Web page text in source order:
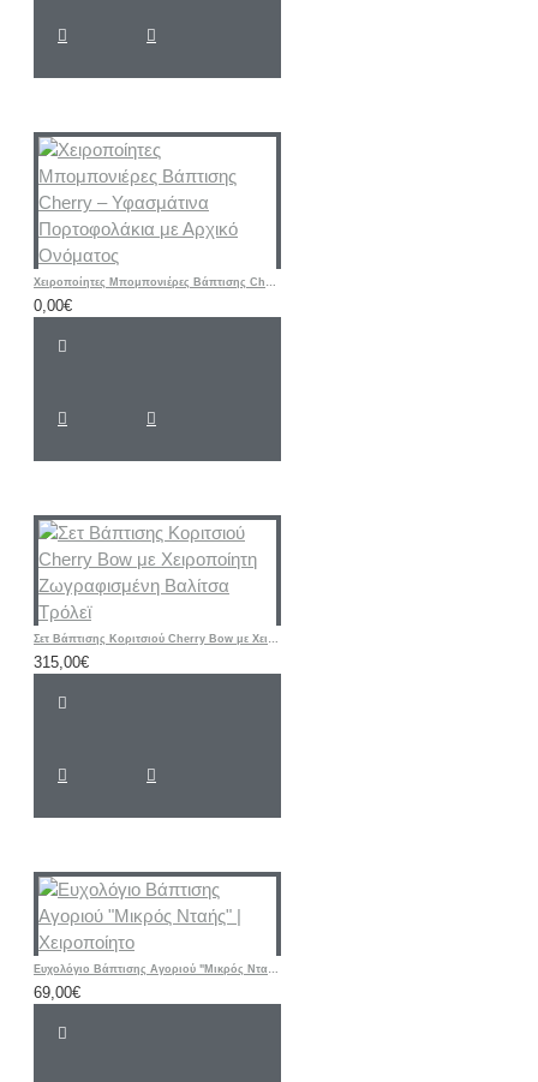
Χειροποίητες Μπομπονιέρες Βάπτισης Cherry – Υφασμάτινα Πορτοφολάκια με Αρχικό Ονόματος
0,00€
Σετ Βάπτισης Κοριτσιού Cherry Bow με Χειροποίητη Ζωγραφισμένη Βαλίτσα Τρόλεϊ
315,00€
Ευχολόγιο Βάπτισης Αγοριού "Μικρός Νταής" | Χειροποίητο
69,00€